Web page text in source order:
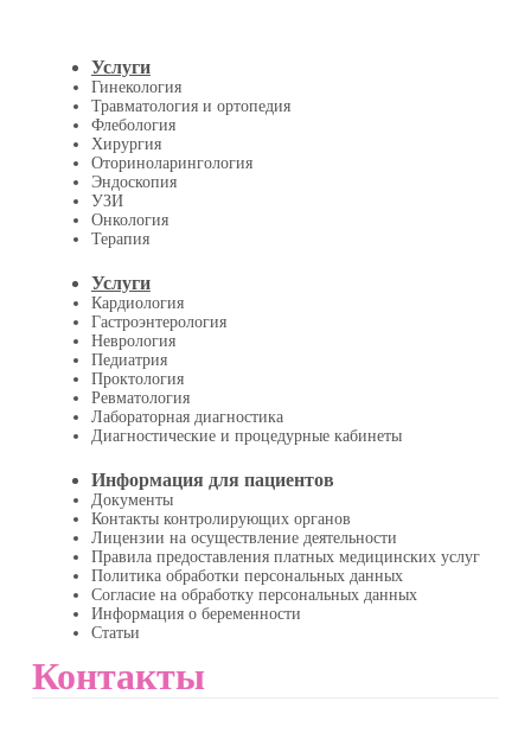
Услуги
Гинекология
Травматология и ортопедия
Флебология
Хирургия
Оториноларингология
Эндоскопия
УЗИ
Онкология
Терапия
Услуги
Кардиология
Гастроэнтерология
Неврология
Педиатрия
Проктология
Ревматология
Лабораторная диагностика
Диагностические и процедурные кабинеты
Информация для пациентов
Документы
Контакты контролирующих органов
Лицензии на осуществление деятельности
Правила предоставления платных медицинских услуг
Политика обработки персональных данных
Согласие на обработку персональных данных
Информация о беременности
Статьи
Контакты